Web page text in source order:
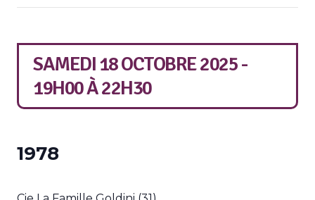
SAMEDI 18 OCTOBRE 2025 -
19H00À22H30
1978